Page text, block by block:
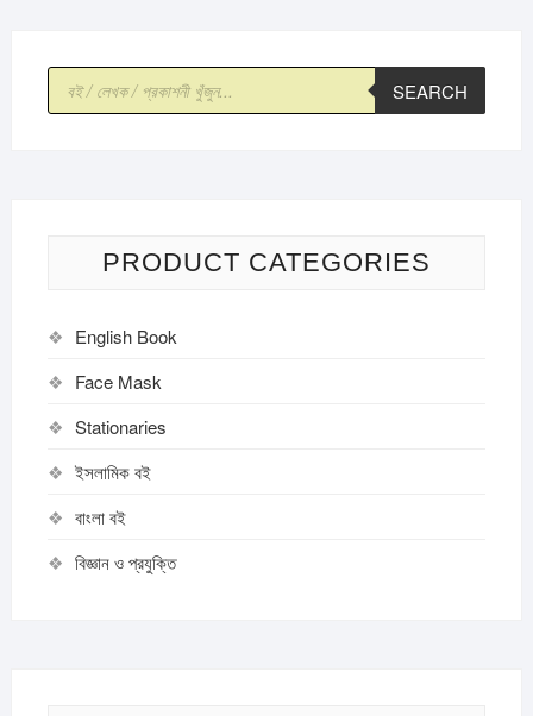
Products
search SEARCH
PRODUCT CATEGORIES
English Book
Face Mask
Stationaries
ইসলামিক বই
বাংলা বই
বিজ্ঞান ও প্রযুক্তি